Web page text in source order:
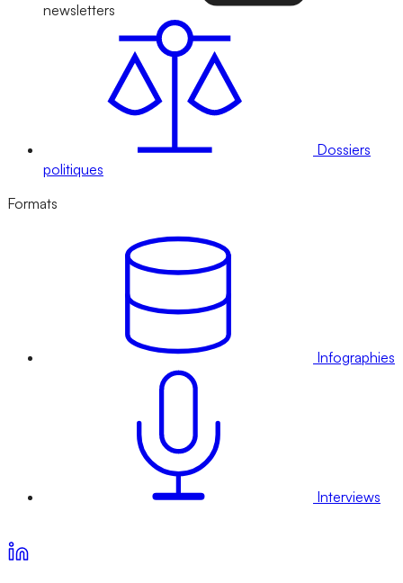
newsletters
Dossiers
politiques
Formats
Infographies
Interviews